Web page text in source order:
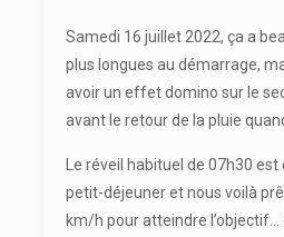
Samedi 16 juillet 2022, ça a
plus longues au démarrage,
avoir un effet domino sur le
avant le retour de la pluie
Le réveil habituel de 07h30
petit-déjeuner et nous voilà
km/h pour atteindre l’objectif…